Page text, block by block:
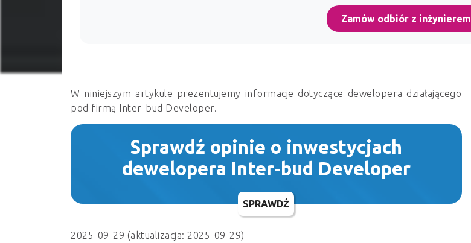
Zamów odbiór z inżynierem
W niniejszym artykule prezentujemy informacje dotyczące dewelopera działającego
pod firmą Inter-bud Developer.
Sprawdź opinie o inwestycjach
dewelopera Inter-bud Developer
SPRAWDŹ
2025-09-29 (aktualizacja: 2025-09-29)